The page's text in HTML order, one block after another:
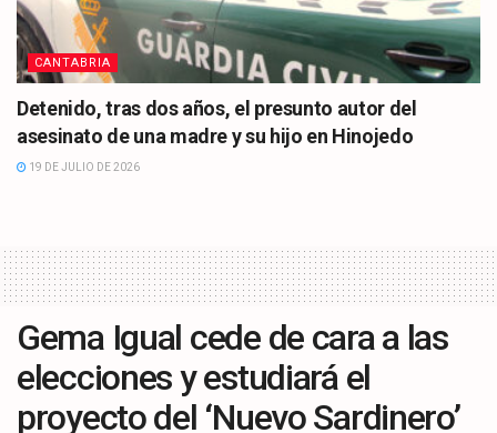
CANTABRIA
Detenido, tras dos años, el presunto autor del
asesinato de una madre y su hijo en Hinojedo
19 DE JULIO DE 2026
Gema Igual cede de cara a las
elecciones y estudiará el
proyecto del ‘Nuevo Sardinero’